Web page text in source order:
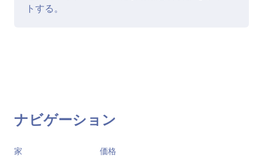
トする。
ナビゲーション
家
価格